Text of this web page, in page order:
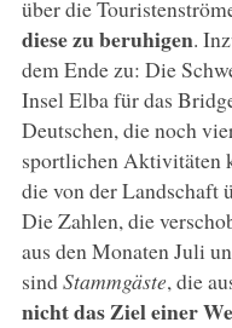
über die
diese zu beruhigen.
dem Ende zu: Die
Insel Elba für das
Deutschen, die noch
sportlichen Aktivitäten
die von der Landschaft
Die Zahlen, die
aus den Monaten Juli
sindStammgäste, die
nicht das Ziel einer